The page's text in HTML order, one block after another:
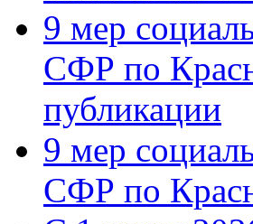
9 мер
СФР по
публикации
9 мер
СФР по